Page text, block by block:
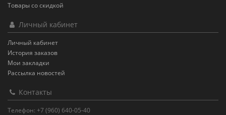
Товары со скидкой
Личный кабинет
Личный кабинет
История заказов
Мои закладки
Рассылка новостей
Контакты
Телефон: +7 (960) 640-05-40